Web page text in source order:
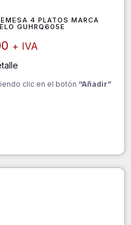
4 PLATOS MARCA
GUHRQ605E
+ IVA
clic en el botón “Añadir”